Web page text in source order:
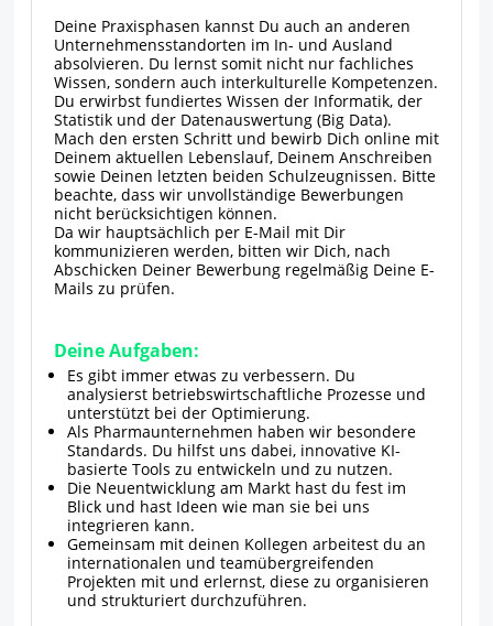
Deine Praxisphasen kannst Du auch an anderen
Unternehmensstandorten im In- und Ausland
absolvieren. Du lernst somit nicht nur fachliches
Wissen, sondern auch interkulturelle Kompetenzen.
Du erwirbst fundiertes Wissen der Informatik, der
Statistik und der Datenauswertung (Big Data).
Mach den ersten Schritt und bewirb Dich online mit
Deinem aktuellen Lebenslauf, Deinem Anschreiben
sowie Deinen letzten beiden Schulzeugnissen. Bitte
beachte, dass wir unvollständige Bewerbungen
nicht berücksichtigen können.
Da wir hauptsächlich per E-Mail mit Dir
kommunizieren werden, bitten wir Dich, nach
Abschicken Deiner Bewerbung regelmäßig Deine E-
Mails zu prüfen.
Deine Aufgaben:
Es gibt immer etwas zu verbessern. Du
analysierst betriebswirtschaftliche Prozesse und
unterstützt bei der Optimierung.
Als Pharmaunternehmen haben wir besondere
Standards. Du hilfst uns dabei, innovative KI-
basierte Tools zu entwickeln und zu nutzen.
Die Neuentwicklung am Markt hast du fest im
Blick und hast Ideen wie man sie bei uns
integrieren kann.
Gemeinsam mit deinen Kollegen arbeitest du an
internationalen und teamübergreifenden
Projekten mit und erlernst, diese zu organisieren
und strukturiert durchzuführen.